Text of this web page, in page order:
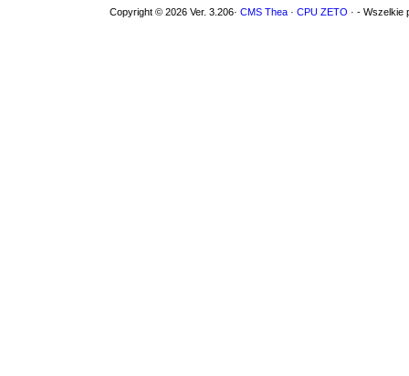
Copyright © 2026 Ver. 3.206· CMS Thea · CPU ZETO · - Wszelkie